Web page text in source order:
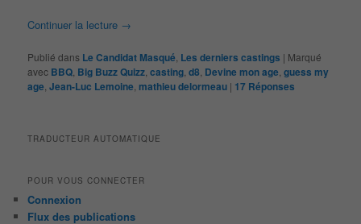
Continuer la lecture →
Publié dans Le Candidat Masqué Les derniers castings | Marqué
avec BBQ Big Buzz Quizz ,casting ,d8 Devine mon age ,guess my
age ,Jean-Luc Lemoine ,mathieu delormeau | 17 Réponses
TRADUCTEUR AUTOMATIQUE
POUR VOUS CONNECTER
Connexion
Flux des publications